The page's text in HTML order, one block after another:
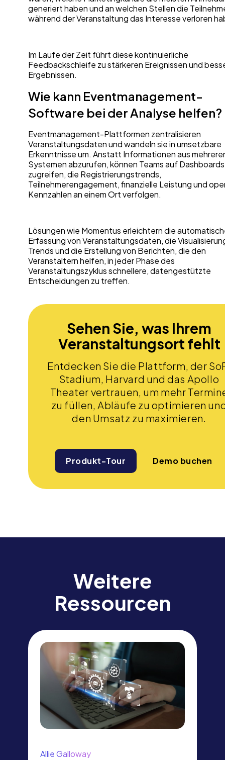
generiert haben und an welchen Stellen die
während der Veranstaltung das Interesse verloren
Im Laufe der Zeit führt diese kontinuierliche
Feedbackschleife zu stärkeren Ereignissen und
Ergebnissen.
Wie kann Eventmanagement-
Software bei der Analyse helfen?
Eventmanagement-Plattformen zentralisieren
Veranstaltungsdaten und wandeln sie in umsetzbare
Erkenntnisse um. Anstatt Informationen aus
Systemen abzurufen, können Teams auf Dashboards
zugreifen, die Registrierungstrends,
Teilnehmerengagement, finanzielle Leistung und
Kennzahlen an einem Ort verfolgen.
Lösungen wie Momentus erleichtern die
Erfassung von Veranstaltungsdaten, die
Trends und die Erstellung von Berichten, die den
Veranstaltern helfen, in jeder Phase des
Veranstaltungszyklus schnellere, datengestützte
Entscheidungen zu treffen.
Sehen Sie, was Ihrem
Veranstaltungsort fehlt
Entdecken Sie die Plattform, der
Stadium, Harvard und das Apollo
Theater vertrauen, um mehr
zu füllen, Abläufe zu optimieren
den Umsatz zu maximieren.
Produkt-Tour Demo buchen
Weitere
Ressourcen
Allie Galloway